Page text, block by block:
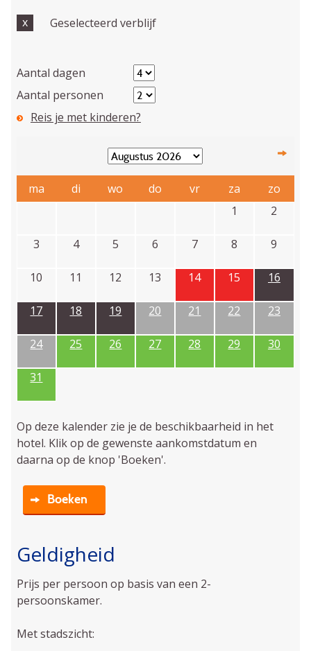
x Geselecteerd verblijf
Aantal dagen
Aantal personen
Reis je met kinderen?
ma di wo do vr za
zo
1
2
3 4 5 6 7 8 9
10 11 12 13 14 15 16
17 18 19 20 21 22 23
24 25 26 27 28 29 30
31
Op deze kalender zie je de beschikbaarheid in het
hotel. Klik op de gewenste aankomstdatum en
daarna op de knop 'Boeken'.
Boeken
Geldigheid
Prijs per persoon op basis van een 2-
persoonskamer.
Met stadszicht: